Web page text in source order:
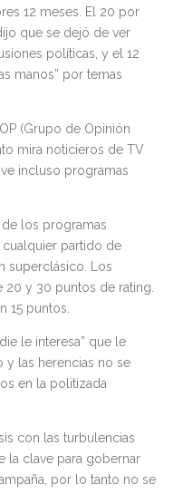
12 meses. El 20 por
que se dejó de ver
políticas, y el 12
manos” por temas
(Grupo de Opinión
mira noticieros de TV
incluso programas
los programas
partido de
superclásico. Los
20 y 30 puntos de rating.
15 puntos.
le interesa” que le
las herencias no se
en la politizada
con las turbulencias
la clave para gobernar
por lo tanto no se